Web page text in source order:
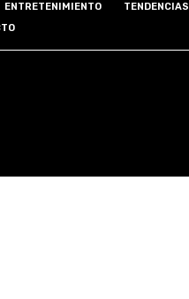
ENTRETENIMIENTO
TENDENCIAS